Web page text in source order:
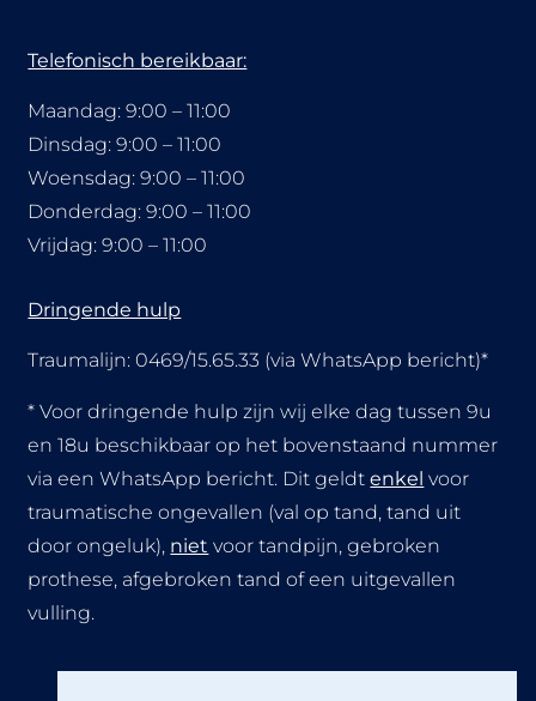
Telefonisch bereikbaar:
Maandag: 9:00 – 11:00
Dinsdag: 9:00 – 11:00
Woensdag: 9:00 – 11:00
Donderdag: 9:00 – 11:00
Vrijdag: 9:00 – 11:00
Dringende hulp
Traumalijn:0469/15.65.33 (via WhatsApp bericht)*
* Voor dringende hulp zijn wij elke dag tussen 9u
en 18u beschikbaar op het bovenstaand nummer
via een WhatsApp bericht. Dit geldtenkel voor
traumatische ongevallen (val op tand, tand uit
door ongeluk), niet voor tandpijn, gebroken
prothese, afgebroken tand of een uitgevallen
vulling.